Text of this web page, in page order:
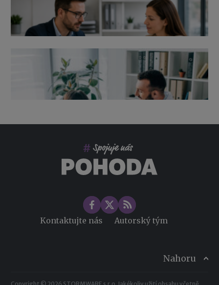
Výpověď ze zdravotních důvodů 2026 – průvodce pro
zaměstnavatele
Kontaktujte nás Autorský tým
Nahoru